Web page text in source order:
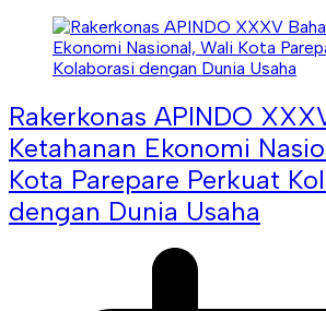
Rakerkonas APINDO
Ketahanan Ekonomi
Kota Parepare Perkuat
dengan Dunia Usaha